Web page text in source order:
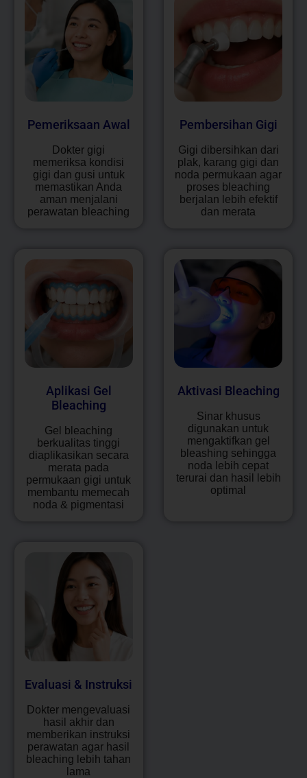
Pemeriksaan Awal
Dokter gigi
memeriksa kondisi
gigi dan gusi untuk
memastikan Anda
aman menjalani
perawatan bleaching
Pembersihan Gigi
Gigi dibersihkan dari
plak, karang gigi dan
noda permukaan agar
proses bleaching
berjalan lebih efektif
dan merata
Aplikasi Gel
Bleaching
Gel bleaching
berkualitas tinggi
diaplikasikan secara
merata pada
permukaan gigi untuk
membantu memecah
noda & pigmentasi
Aktivasi Bleaching
Sinar khusus
digunakan untuk
mengaktifkan gel
bleashing sehingga
noda lebih cepat
terurai dan hasil lebih
optimal
Evaluasi & Instruksi
Dokter mengevaluasi
hasil akhir dan
memberikan instruksi
perawatan agar hasil
bleaching lebih tahan
lama